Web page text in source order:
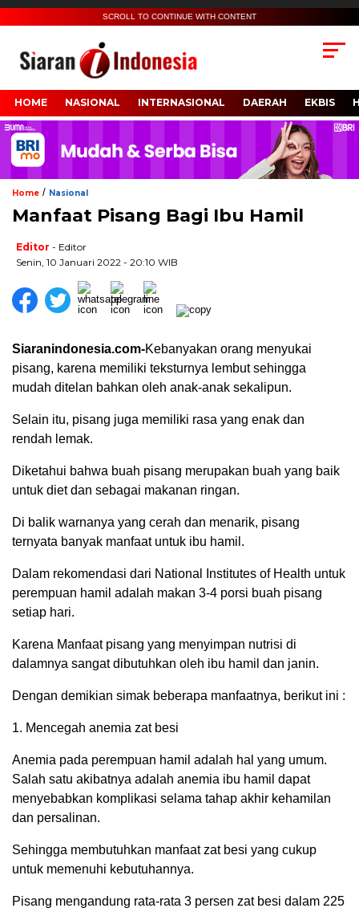
00:00
SCROLL TO CONTINUE WITH CONTENT
HOME NASIONAL INTERNASIONAL DAERAH EKBIS
Home / Nasional
Manfaat Pisang Bagi Ibu Hamil
Editor - Editor
Senin, 10 Januari 2022 - 20:10 WIB
Siaranindonesia.com-Kebanyakan orang menyukai
pisang, karena memiliki teksturnya lembut sehingga
mudah ditelan bahkan oleh anak-anak sekalipun.
Selain itu, pisang juga memiliki rasa yang enak dan
rendah lemak.
Diketahui bahwa buah pisang merupakan buah yang baik
untuk diet dan sebagai makanan ringan.
Di balik warnanya yang cerah dan menarik, pisang
ternyata banyak manfaat untuk ibu hamil.
Dalam rekomendasi dari National Institutes of Health untuk
perempuan hamil adalah makan 3-4 porsi buah pisang
setiap hari.
Karena Manfaat pisang yang menyimpan nutrisi di
dalamnya sangat dibutuhkan oleh ibu hamil dan janin.
Dengan demikian simak beberapa manfaatnya, berikut ini :
1. Mencegah anemia zat besi
Anemia pada perempuan hamil adalah hal yang umum.
Salah satu akibatnya adalah anemia ibu hamil dapat
menyebabkan komplikasi selama tahap akhir kehamilan
dan persalinan.
Sehingga membutuhkan manfaat zat besi yang cukup
untuk memenuhi kebutuhannya.
Pisang mengandung rata-rata 3 persen zat besi dalam 225